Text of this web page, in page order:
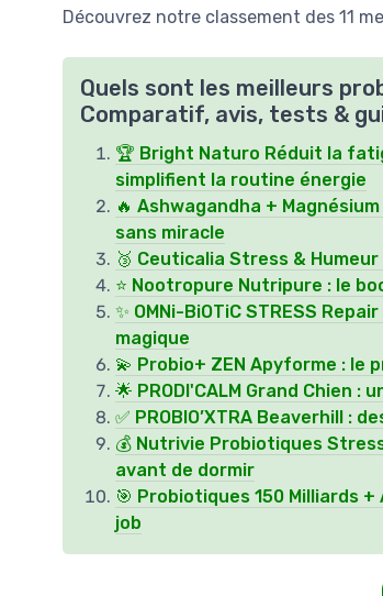
Découvrez notre classement des 11
Quels sont les meilleurs
Comparatif, avis, tests &
🏆 Bright Naturo Réduit la
simplifient la routine énergie
🔥 Ashwagandha +
sans miracle
🥉 Ceuticalia Stress &
⭐ Nootropure Nutripure : le
✨ OMNi-BiOTiC STRESS
magique
💫 Probio+ ZEN Apyforme :
🌟 PRODI'CALM Grand Chien
✅ PROBIO’XTRA Beaverhill
💰 Nutrivie Probiotiques
avant de dormir
🎯 Probiotiques 150 Milliards
job